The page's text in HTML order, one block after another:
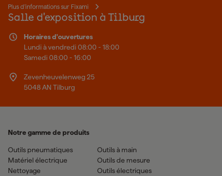
Plus d'informations sur Fixami
Salle d'exposition à Tilburg
Horaires d'ouvertures
Lundi à vendredi 08:00 - 18:00
Samedi 08:00 - 16:00
Zevenheuvelenweg 25
5048 AN Tilburg
Notre gamme de produits
Outils pneumatiques
Matériel électrique
Nettoyage
Outils à main
Outils de mesure
Outils électriques